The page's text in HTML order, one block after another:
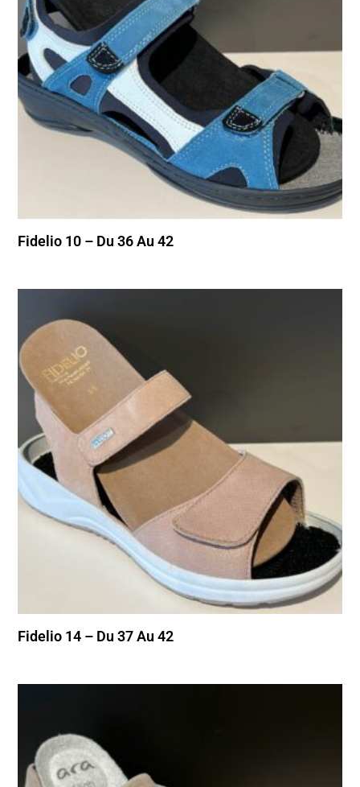
Fidelio 10 – Du 36 Au 42
Fidelio 14 – Du 37 Au 42